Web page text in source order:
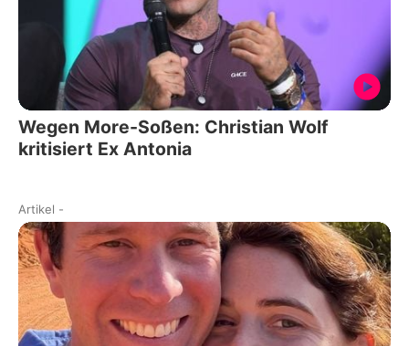
Wegen More-Soßen: Christian Wolf
kritisiert Ex Antonia
Artikel -